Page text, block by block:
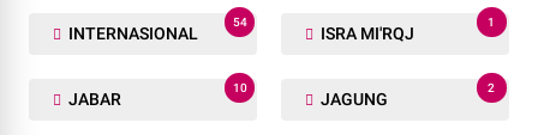
INTERNASIONAL
54
ISRA MI'RQJ
1
JABAR
10
JAGUNG
2